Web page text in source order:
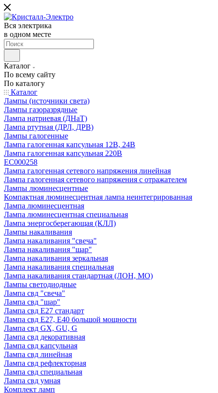
Вся электрика
в одном месте
Каталог
По всему сайту
По каталогу
Каталог
Лампы (источники света)
Лампы газоразрядные
Лампа натриевая (ДНаТ)
Лампа ртутная (ДРЛ, ДРВ)
Лампы галогенные
Лампа галогенная капсульная 12В, 24В
Лампа галогенная капсульная 220В
EC000258
Лампа галогенная сетевого напряжения линейная
Лампа галогенная сетевого напряжения с отражателем
Лампы люминесцентные
Компактная люминесцентная лампа неинтегрированная
Лампа люминесцентная
Лампа люминесцентная специальная
Лампа энергосберегающая (КЛЛ)
Лампы накаливания
Лампа накаливания "свеча"
Лампа накаливания "шар"
Лампа накаливания зеркальная
Лампа накаливания специальная
Лампа накаливания стандартная (ЛОН, МО)
Лампы светодиодные
Лампа свд "свеча"
Лампа свд "шар"
Лампа свд E27 стандарт
Лампа свд E27, Е40 большой мощности
Лампа свд GX, GU, G
Лампа свд декоративная
Лампа свд капсульная
Лампа свд линейная
Лампа свд рефлекторная
Лампа свд специальная
Лампа свд умная
Комплект ламп